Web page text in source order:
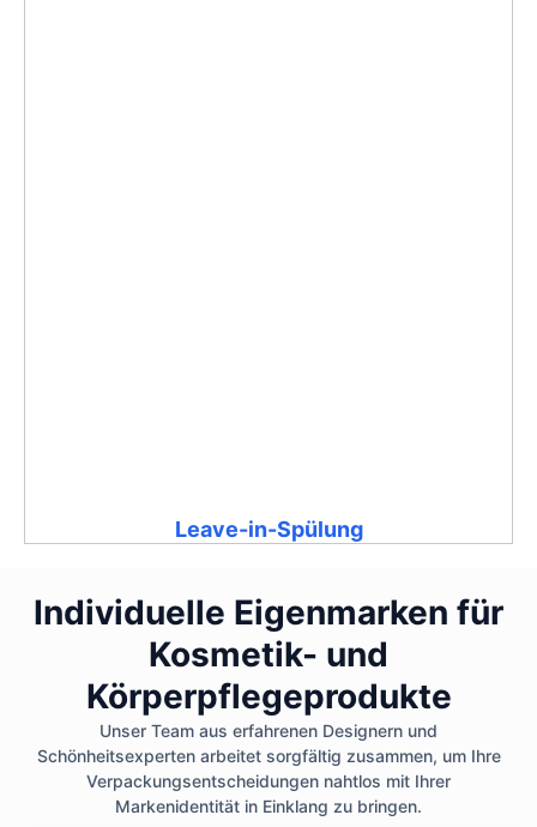
Leave-in-Spülung
Individuelle Eigenmarken für
Kosmetik- und
Körperpflegeprodukte
Unser Team aus erfahrenen Designern und
Schönheitsexperten arbeitet sorgfältig zusammen, um Ihre
Verpackungsentscheidungen nahtlos mit Ihrer
Markenidentität in Einklang zu bringen.